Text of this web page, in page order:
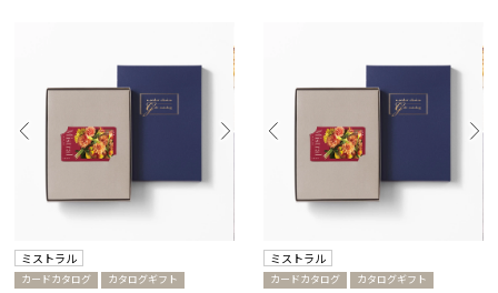
ミストラル
カードカタログ カタログギフト
ミストラル
カードカタログ カタログギフト